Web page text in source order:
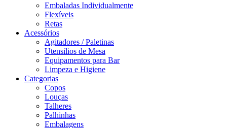
Embaladas Individualmente
Flexíveis
Retas
Acessórios
Agitadores / Paletinas
Utensilios de Mesa
Equipamentos para Bar
Limpeza e Higiene
Categorias
Copos
Louças
Talheres
Palhinhas
Embalagens